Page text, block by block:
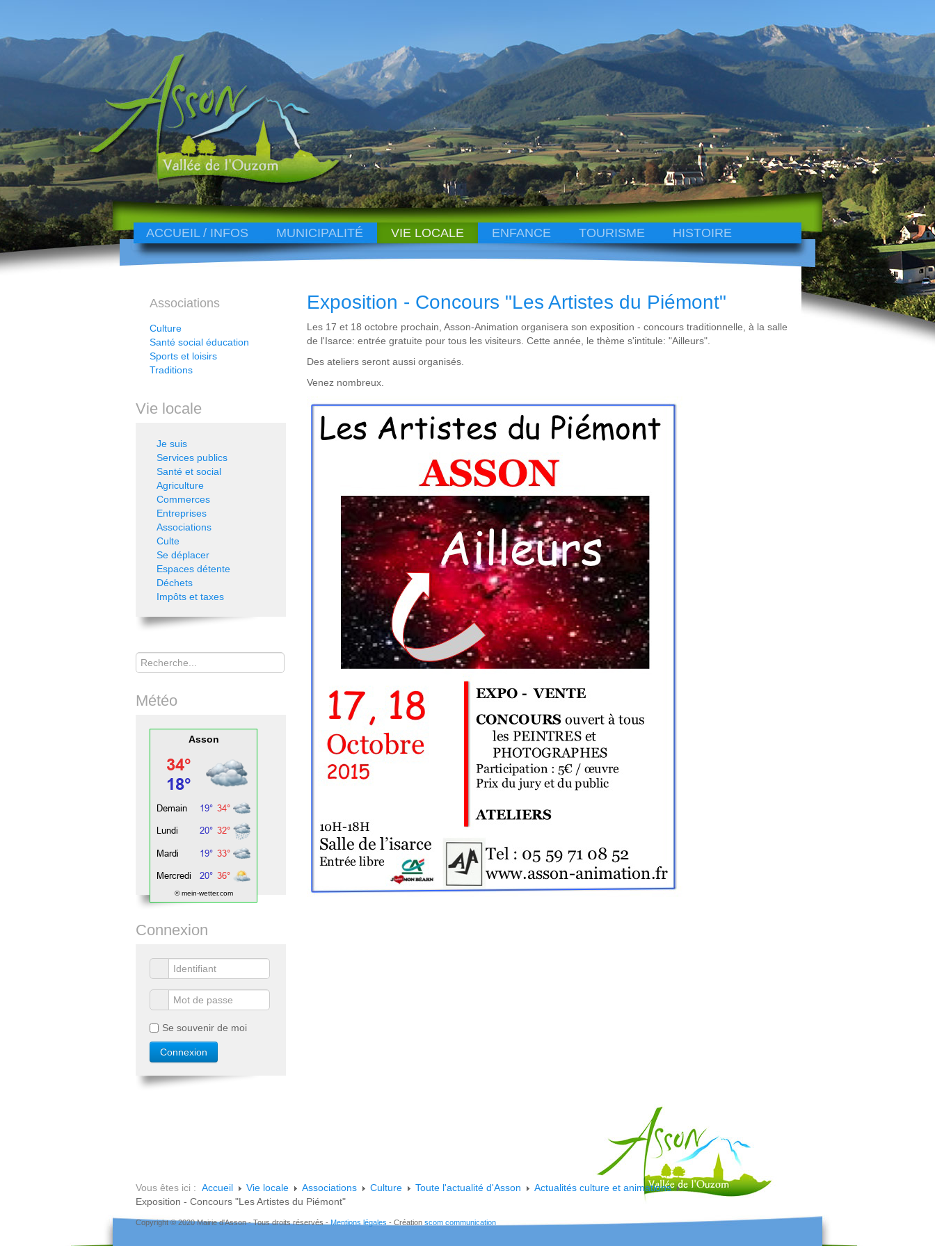
ACCUEIL / INFOS MUNICIPALITÉ VIE LOCALE ENFANCE TOURISME HISTOIRE
Exposition - Concours "Les Artistes du Piémont"
Les 17 et 18 octobre prochain, Asson-Animation organisera son exposition - concours traditionnelle, à la salle
de l'Isarce: entrée gratuite pour tous les visiteurs. Cette année, le thème s'intitule: "Ailleurs".
Des ateliers seront aussi organisés.
Venez nombreux.
Associations
Culture
Santé social éducation
Sports et loisirs
Traditions
Vie locale
Je suis
Services publics
Santé et social
Agriculture
Commerces
Entreprises
Associations
Culte
Se déplacer
Espaces détente
Déchets
Impôts et taxes
Rechercher
Météo
Asson
© mein-wetter.com
Connexion
Se souvenir de moi
Vous êtes ici : Accueil Vie locale Associations Culture Toute l'actualité d'Asson
Actualités culture et animations
Exposition - Concours "Les Artistes du Piémont"
Copyright © 2020 Mairie d'Asson - Tous droits réservés -Mentions légales - Création scom communication